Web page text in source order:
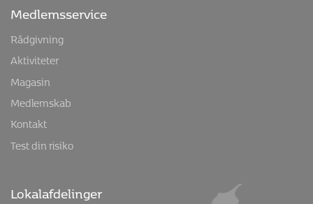
Medlemsservice
Rådgivning
Aktiviteter
Magasin
Medlemskab
Kontakt
Test din risiko
Lokalafdelinger